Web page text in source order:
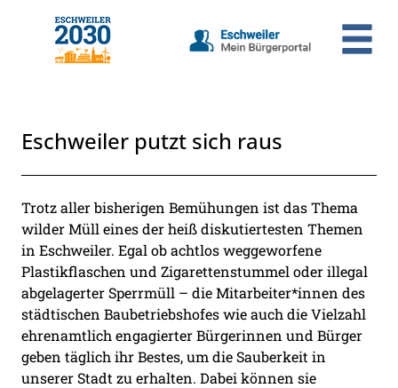
Zum Hauptinhalt springen
Eschweiler putzt sich raus
Beschreibung
Trotz aller bisherigen Bemühungen ist das Thema
wilder Müll eines der heiß diskutiertesten Themen
in Eschweiler. Egal ob achtlos weggeworfene
Plastikflaschen und Zigarettenstummel oder illegal
abgelagerter Sperrmüll – die Mitarbeiter*innen des
städtischen Baubetriebshofes wie auch die Vielzahl
ehrenamtlich engagierter Bürgerinnen und Bürger
geben täglich ihr Bestes, um die Sauberkeit in
unserer Stadt zu erhalten. Dabei können sie